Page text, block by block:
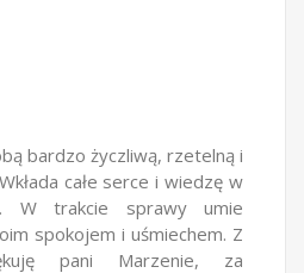
bardzo życzliwą, rzetelną i
całe serce i wiedzę w
W trakcie sprawy umie
spokojem i uśmiechem. Z
pani Marzenie, za